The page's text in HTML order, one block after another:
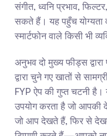
संगीत, ध्वनि प्रभाव,
सकते हैं। यह पहुँच योग्यता
स्मार्टफोन वाले किसी भी
अनुभव दो मुख्य फीड्स
द्वारा चुने गए खातों से
FYP ऐप की गुप्त चटनी है।
उपयोग करता है जो
जो आप देखते हैं, फिर से